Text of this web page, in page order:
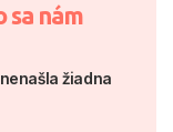
sa nám
žiadna